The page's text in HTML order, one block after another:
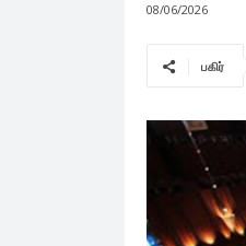
08/06/2026
பகிர்